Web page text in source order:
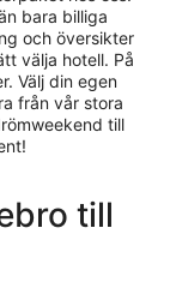
bara billiga
och översikter
välja hotell. På
Välj din egen
från vår stora
till
till